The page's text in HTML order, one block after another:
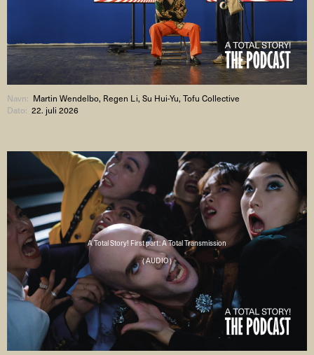
Navn: Martin Wendelbo, Regen Li, Su Hui-Yu, Tofu Collective
Dato:22. juli 2026
A Total Story! First part: A Total Transmission
( AUDIO )